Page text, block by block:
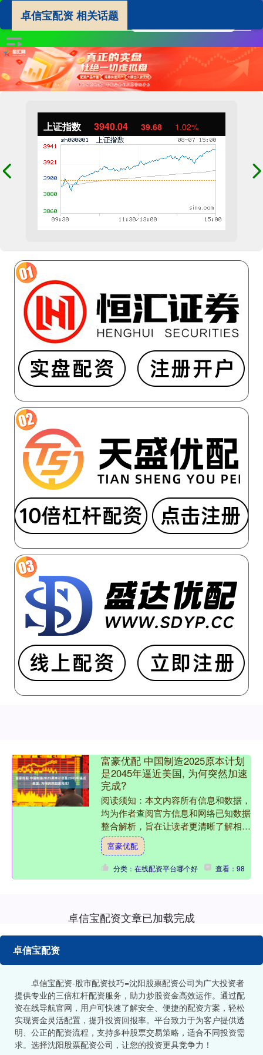
上证指数 3940.04 39.68 1.02%
卓信宝配资 相关话题
富豪优配 中国制造2025原本计划
是2045年逼近美国, 为何突然加速
完成?
阅读须知：本文内容所有信息和数据，
均为作者查阅官方信息和网络已知数据
整合解析，旨在让读者更清晰了解相应
信息，如有数据错误或观点有误，请文
明评论，作者积极改正！ ....
富豪优配
分类：在线配资平台哪个好 查看：98
卓信宝配资文章已加载完成
卓信宝配资
卓信宝配资-股市配资技巧=沈阳股票配资公司为广大投资者
提供专业的三倍杠杆配资服务，助力炒股资金高效运作。通过配
资在线导航官网，用户可快速了解安全、便捷的配资方案，轻松
实现资金灵活配置，提升投资回报率。平台致力于为客户提供透
明、公正的配资流程，支持多种股票交易策略，适合不同投资需
求。选择沈阳股票配资公司，让您的投资更具竞争力！